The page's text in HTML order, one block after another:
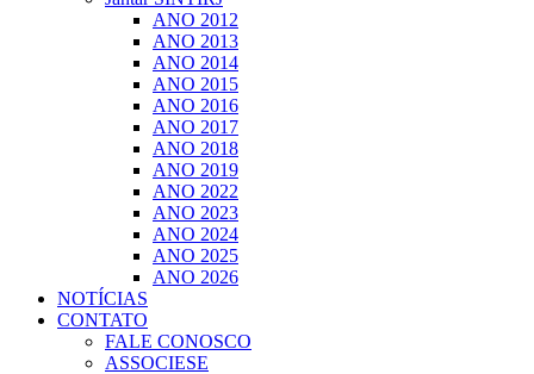
ANO 2012
ANO 2013
ANO 2014
ANO 2015
ANO 2016
ANO 2017
ANO 2018
ANO 2019
ANO 2022
ANO 2023
ANO 2024
ANO 2025
ANO 2026
NOTÍCIAS
CONTATO
FALE CONOSCO
ASSOCIESE